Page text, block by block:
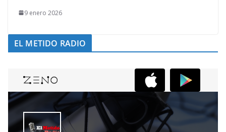
9 enero 2026
EL METIDO RADIO